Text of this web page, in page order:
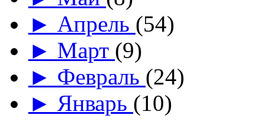
► Апрель (54)
► Март (9)
► Февраль (24)
► Январь (10)